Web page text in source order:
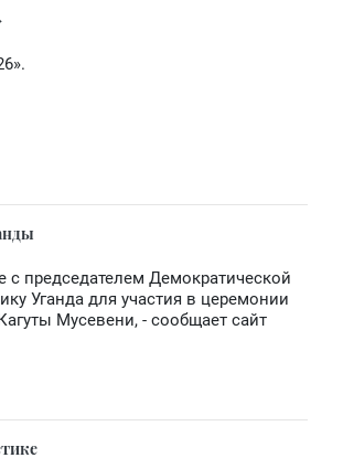
с председателем Демократической
Уганда для участия в церемонии
Мусевени, - сообщает сайт